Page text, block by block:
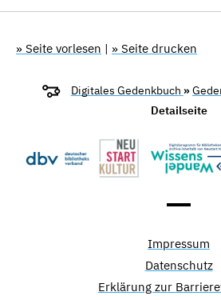
» Seite vorlesen | » Seite drucken
Digitales Gedenkbuch »
Detailseite
Impressum
Datenschutz
Erklärung zur